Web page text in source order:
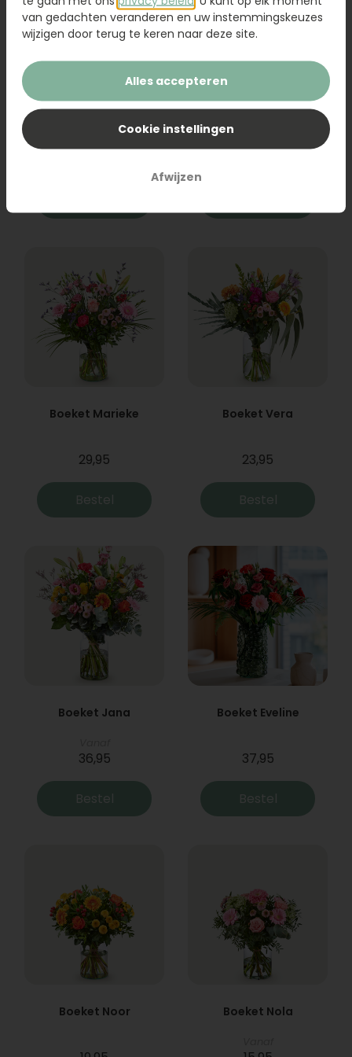
Boeket Raya Sanseveria
Boeket Marieke
29,95
Bestel
Boeket Vera
23,95
Bestel
Boeket Jana
36,95
Bestel
Boeket Eveline
37,95
Bestel
Boeket Noor Boeket Nola
van gedachten veranderen en uw instemmingskeuzes
wijzigen door terug te keren naar deze site.
Alles accepteren
Cookie instellingen
Afwijzen